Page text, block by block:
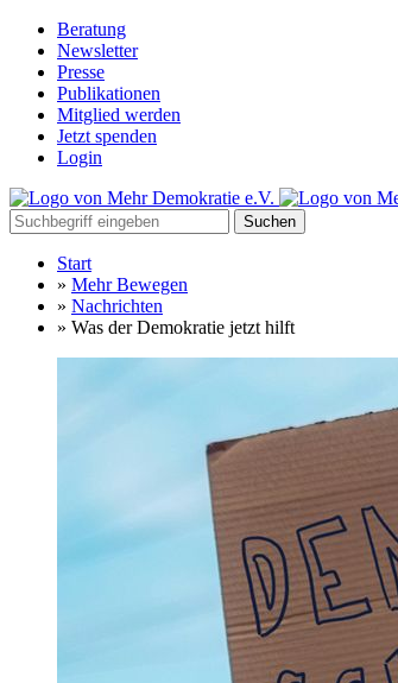
Beratung
Newsletter
Presse
Publikationen
Mitglied werden
Jetzt spenden
Login
Suchen
Start
» Mehr Bewegen
» Nachrichten
» Was der Demokratie jetzt hilft